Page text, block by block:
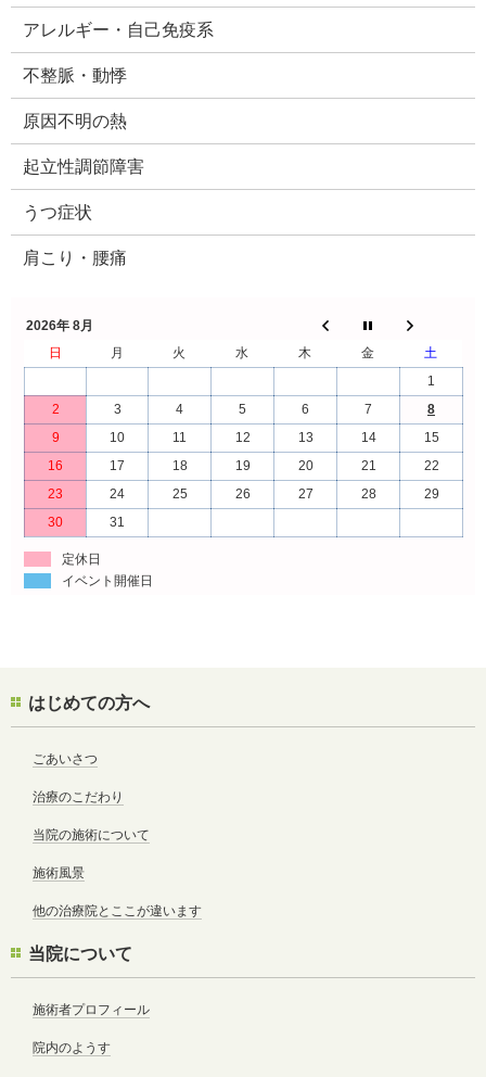
アレルギー・自己免疫系
不整脈・動悸
原因不明の熱
起立性調節障害
うつ症状
肩こり・腰痛
2026年 8月
日
月 火 水 木 金
土
1
2
3 4 5 6 7
8
9
10 11 12 13 14
15
16
17 18 19 20 21
22
23
24 25 26 27 28
29
30
31
定休日
イベント開催日
はじめての方へ
ごあいさつ
治療のこだわり
当院の施術について
施術風景
他の治療院とここが違います
当院について
施術者プロフィール
院内のようす